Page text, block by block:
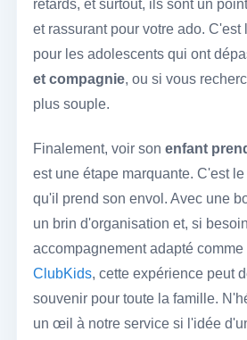
retards, et surtout, ils sont un
et rassurant pour votre ado.
pour les adolescents qui ont
et compagnie, ou si vous
plus souple.
Finalement, voir son enfant
est une étape marquante. C'est
qu'il prend son envol. Avec une
un brin d'organisation et, si
accompagnement adapté
ClubKids, cette expérience peut
souvenir pour toute la famille.
un œil à notre service si l'idée